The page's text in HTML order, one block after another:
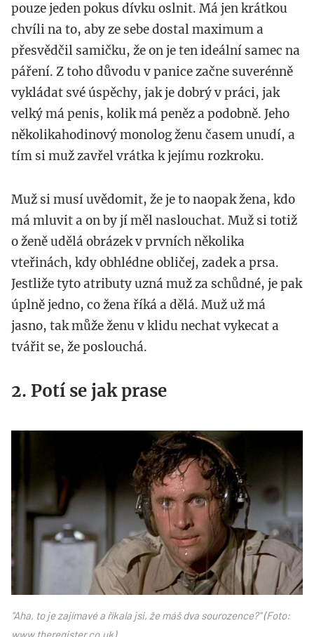
pouze jeden pokus dívku oslnit. Má jen krátkou
chvíli na to, aby ze sebe dostal maximum a
přesvědčil samičku, že on je ten ideální samec na
páření. Z toho důvodu v panice začne suverénně
vykládat své úspěchy, jak je dobrý v práci, jak
velký má penis, kolik má peněz a podobně. Jeho
několikahodinový monolog ženu časem unudí, a
tím si muž zavřel vrátka k jejímu rozkroku.
Muž si musí uvědomit, že je to naopak žena, kdo
má mluvit a on by jí měl naslouchat. Muž si totiž
o ženě udělá obrázek v prvních několika
vteřinách, kdy obhlédne obličej, zadek a prsa.
Jestliže tyto atributy uzná muž za schůdné, je pak
úplně jedno, co žena říká a dělá. Muž už má
jasno, tak může ženu v klidu nechat vykecat a
tvářit se, že poslouchá.
2. Potí se jak prase
www.theregister.co_.uk_.jpg
"Aha, to je zajímavé a říkala jsi, že máš dva sourozence?" (Foto:
www.theregister.co.uk)